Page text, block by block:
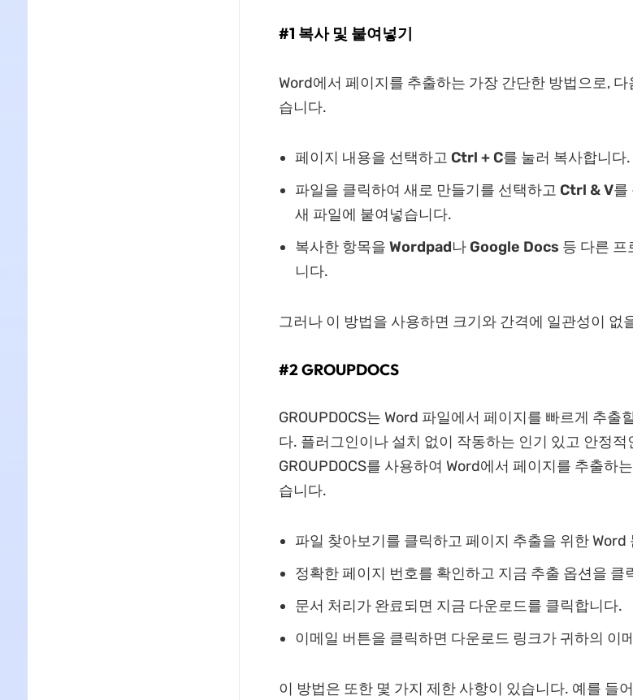
#1 복사 및 붙여넣기
Word에서 페이지를 추출하는 가장 간단한 방법으로,
습니다.
페이지 내용을 선택하고 Ctrl + C를 눌러 복사합니다.
파일을 클릭하여 새로 만들기를 선택하고 Ctrl & V를
새 파일에 붙여넣습니다.
복사한 항목을 Wordpad나 Google Docs 등 다른 프
니다.
그러나 이 방법을 사용하면 크기와 간격에 일관성이 없
#2 GROUPDOCS
GROUPDOCS는 Word 파일에서 페이지를 빠르게 추출
다. 플러그인이나 설치 없이 작동하는 인기 있고 안정
GROUPDOCS를 사용하여 Word에서 페이지를 추출하
습니다.
파일 찾아보기를 클릭하고 페이지 추출을 위한 Word
정확한 페이지 번호를 확인하고 지금 추출 옵션을 클
문서 처리가 완료되면 지금 다운로드를 클릭합니다.
이메일 버튼을 클릭하면 다운로드 링크가 귀하의 이
이 방법은 또한 몇 가지 제한 사항이 있습니다. 예를 들